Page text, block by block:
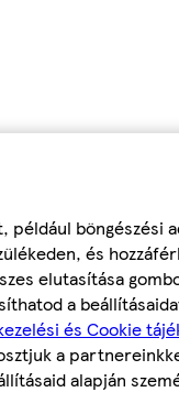
például böngészési
és
elutasítása
a
és Cookie
a
alapján